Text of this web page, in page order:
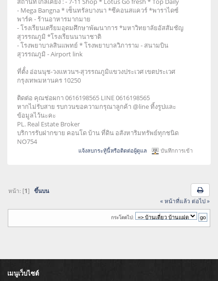
- Mega Bangna * เซ็นทรัลบางนา *ซีคอนสแควร์ *พาราไดซ์
พาร์ค - ร้านอาหารมากมาย
- โรงเรียนเตรียมอุดมศึกษาพัฒนาการ *มหาวิทยาลัยอัสสัมชัญ
สุวรรณภูมิ *โรงเรียนนานาชาติ
- โรงพยาบาลสินแพทย์ * โรงพยาบาลวิภาราม - สนามบิน
สุวรรณภูมิ - Airport link
ที่ตั้่ง อ่อนนุช-วงแหวนฯ-สุวรรณภูมิแขวงประเวศ เขตประเวศ
กรุงเทพมหานคร 10250
ติดต่อ คุณช่อผกา 0616198565 LINE 0616198565
หากไม่รับสาย รบกวนขอความกรุณาลูกค้า @line ทิ้งรูปและ
ข้อมูลไว้นะคะ
PL. Real Estate Broker
บริการรับฝากขาย คอนโด บ้าน ที่ดิน อสังหาริมทรัพย์ทุกชนิด
NO754
แจ้งลบกระทู้นี้หรือติดต่อผู้ดูแล บันทึกการเข้า
หน้า: [1]ขึ้นบน
« หน้าที่แล้ว ต่อไป »
กระโดดไป:
เมนูเว็บไซต์